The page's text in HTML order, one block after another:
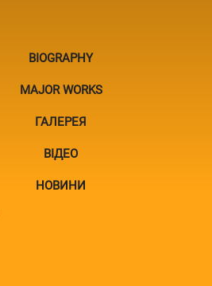
BIOGRAPHY
MAJOR WORKS
ГАЛЕРЕЯ
ВІДЕО
НОВИНИ